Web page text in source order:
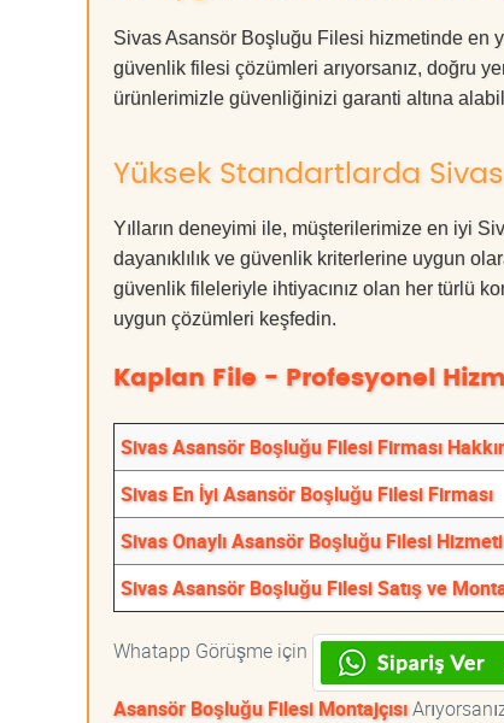
Sivas Asansör Boşluğu Filesi hizmetinde en
güvenlik filesi çözümleri arıyorsanız, doğru
ürünlerimizle güvenliğinizi garanti altına
Yüksek Standartlarda
Yılların deneyimi ile, müşterilerimize en iyi
dayanıklılık ve güvenlik kriterlerine uygun
güvenlik fileleriyle ihtiyacınız olan her türlü
uygun çözümleri keşfedin.
Kaplan File - Profesyonel
Sivas Asansör Boşluğu Filesi Firması
Sivas En İyi Asansör Boşluğu Filesi Firması
Sivas Onaylı Asansör Boşluğu Filesi Hizmeti
Sivas Asansör Boşluğu Filesi Satış ve
Whatapp Görüşme için
Asansör Boşluğu Filesi Montajçısı